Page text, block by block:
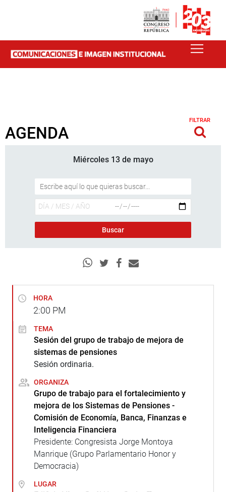
AGENDA
FILTRAR
Miércoles 13 de mayo
HORA
2:00 PM
TEMA
Sesión del grupo de trabajo de mejora de
sistemas de pensiones
Sesión ordinaria.
ORGANIZA
Grupo de trabajo para el fortalecimiento y
mejora de los Sistemas de Pensiones -
Comisión de Economía, Banca, Finanzas e
Inteligencia Financiera
Presidente: Congresista Jorge Montoya
Manrique (Grupo Parlamentario Honor y
Democracia)
LUGAR